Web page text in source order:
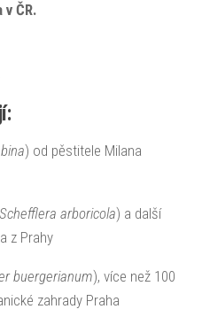
ČR.
) od pěstitele Milana
Schefflera arboricola) a další
z Prahy
buergerianum), více než 100
zahrady Praha